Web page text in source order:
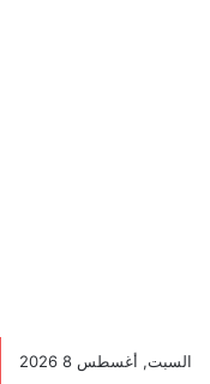
السبت, أغسطس 8 2026